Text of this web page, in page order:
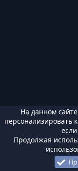
На данном
персонализировать
Продолжая